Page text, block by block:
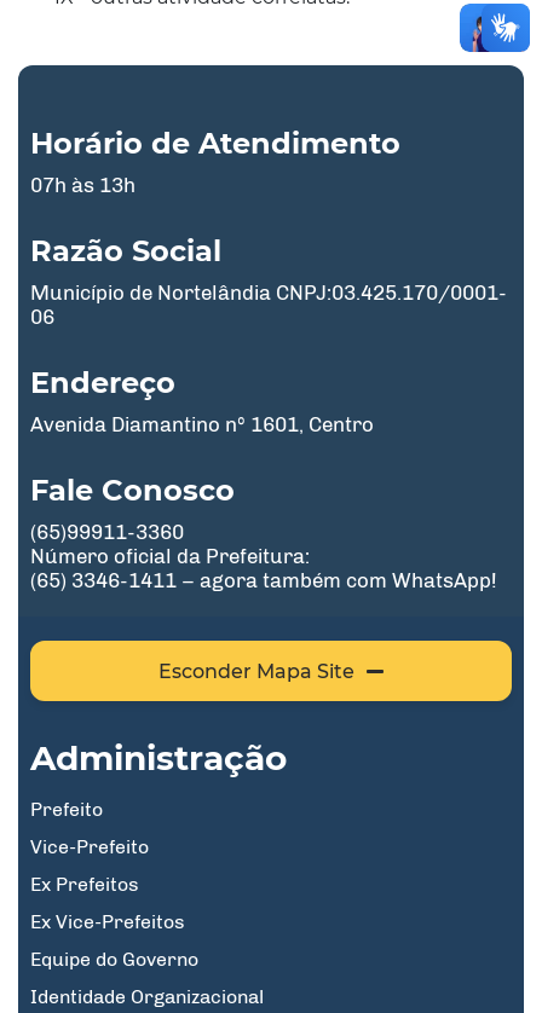
Horário de Atendimento
07h às 13h
Razão Social
Município de Nortelândia CNPJ:03.425.170/0001-
06
Endereço
Avenida Diamantino nº 1601, Centro
Fale Conosco
(65)99911-3360
Número oficial da Prefeitura:
(65) 3346-1411 – agora também com WhatsApp!
Esconder Mapa Site
Administração
Prefeito
Vice-Prefeito
Ex Prefeitos
Ex Vice-Prefeitos
Equipe do Governo
Identidade Organizacional